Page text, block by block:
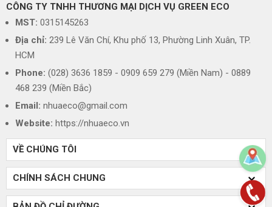
CÔNG TY TNHH THƯƠNG MẠI DỊCH VỤ GREEN ECO
MST: 0315145263
Địa chỉ: 239 Lê Văn Chí, Khu phố 13, Phường Linh Xuân, TP.
HCM
Phone: (028) 3636 1859 - 0909 659 279 (Miền Nam) - 0889
468 239 (Miền Bắc)
Email: nhuaeco@gmail.com
Website: https://nhuaeco.vn
VỀ CHÚNG TÔI
CHÍNH SÁCH CHUNG